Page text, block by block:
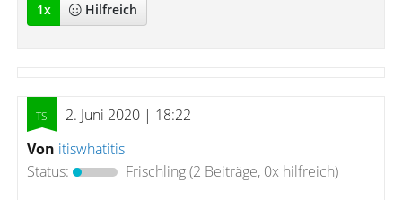
1x Hilfreich
2. Juni 2020 | 18:22
Von itiswhatitis
Status:
Frischling(2 Beiträge, 0x hilfreich)